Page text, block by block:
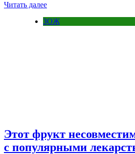
Читать далее
ЗОЖ
Этот фрукт
с популярными